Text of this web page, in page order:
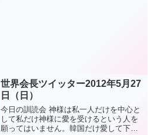
世界会長ツイッター2012年5月27
日（日）
今日の訓読会 神様は私一人だけを中心と
して私だけ神様に愛を受けるという人を
願ってはいません。韓国だけ愛して下さ